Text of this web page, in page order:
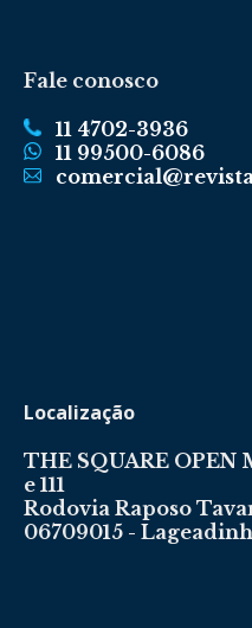
Fale conosco
11 4702-3936
11 99500-6086
Localização
THE SQUARE OPEN
e 111
Rodovia Raposo
06709015 -